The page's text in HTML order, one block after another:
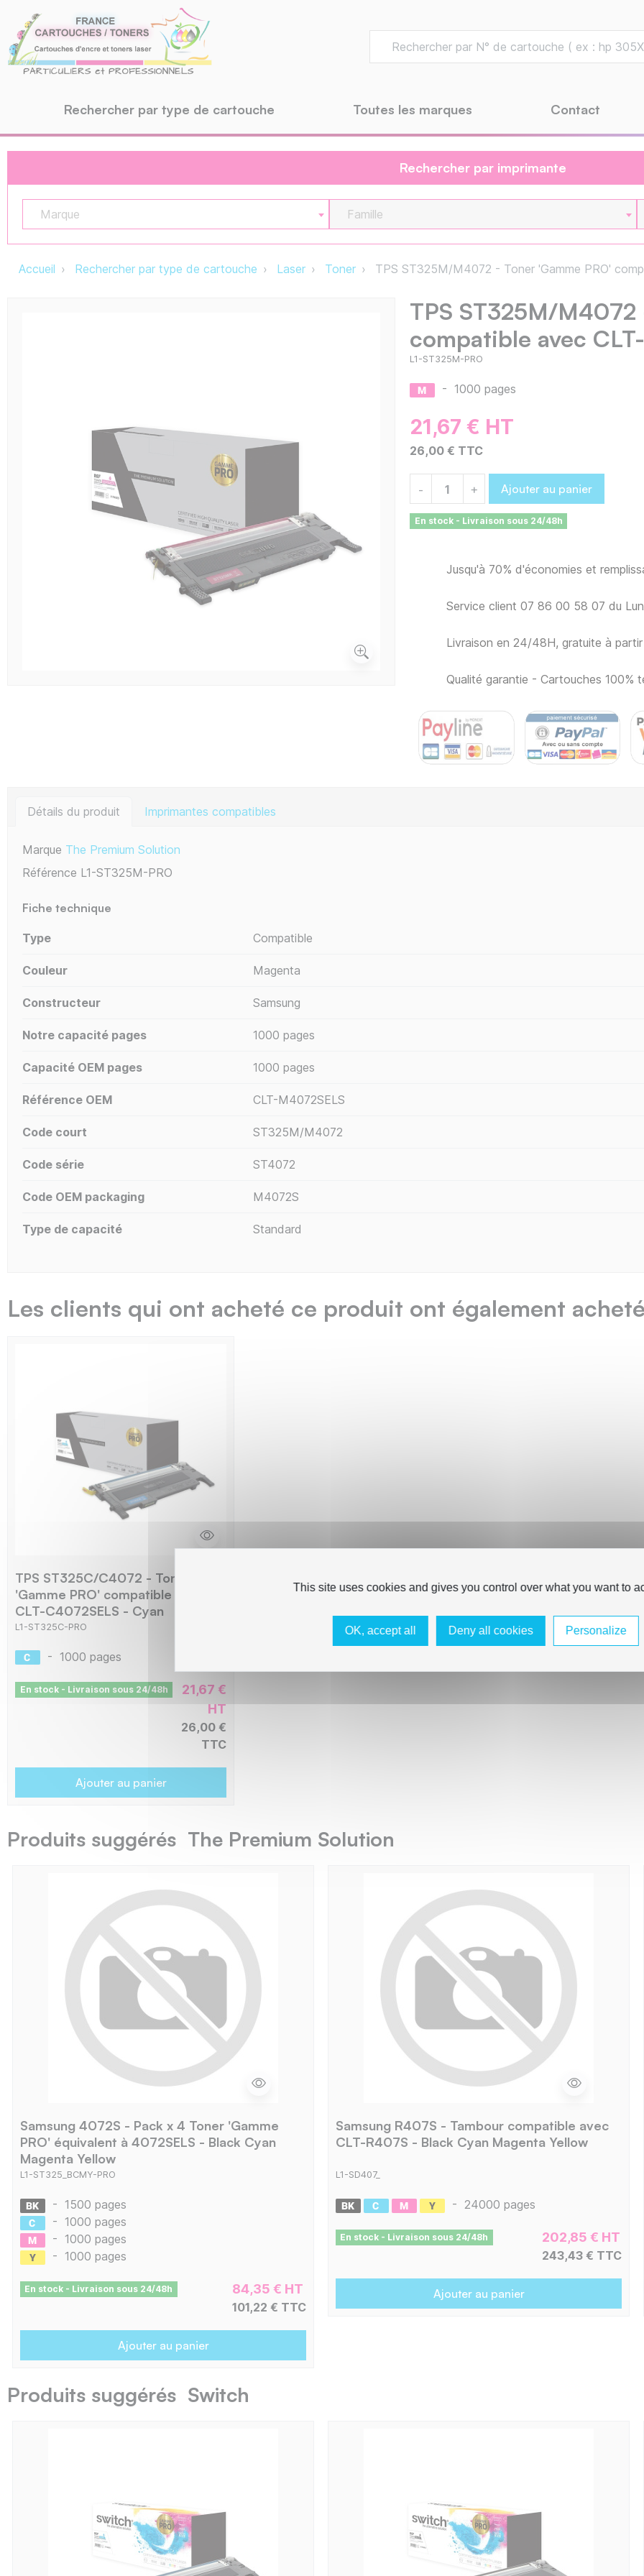
Rechercher par type de cartouche Toutes les marques Contact
Rechercher par imprimante
Marque Famille
Accueil Rechercher par type de cartouche Laser Toner TPS ST325M/M4072 - Toner 'Gamme PRO'
TPS ST325M/
compatible avec
L1-ST325M-PRO
- 1000 pages
21,67 € HT
26,00 € TTC
- + Ajouter au panier
En stock - Livraison sous 24/48h
Jusqu'à 70% d'économies et
Service client 07 86 00 58 07 du
Livraison en 24/48H, gratuite à
Qualité garantie - Cartouches 100%
Détails du produit Imprimantes compatibles
Marque The Premium Solution
Référence L1-ST325M-PRO
Fiche technique
Type Compatible
Couleur Magenta
Constructeur Samsung
Notre capacité pages 1000 pages
Capacité OEM pages 1000 pages
Référence OEM CLT-M4072SELS
Code court ST325M/M4072
Code série ST4072
Code OEM packaging M4072S
Type de capacité Standard
Les clients qui ont acheté ce produit ont également
TPS ST325C/C4072 - Toner
'Gamme PRO' compatible avec
CLT-C4072SELS - Cyan
L1-ST325C-PRO
- 1000 pages
En stock - Livraison sous 24/48h
21,67 €
HT
26,00 €
TTC
Ajouter au panier
Produits suggérés The Premium Solution
Samsung 4072S - Pack x 4 Toner 'Gamme
PRO' équivalent à 4072SELS - Black Cyan
Magenta Yellow
L1-ST325_BCMY-PRO
- 1500 pages
- 1000 pages
- 1000 pages
- 1000 pages
En stock - Livraison sous 24/48h 84,35 € HT
101,22 € TTC
Ajouter au panier
Samsung R407S - Tambour compatible avec
CLT-R407S - Black Cyan Magenta Yellow
L1-SD407_
- 24000 pages
En stock - Livraison sous 24/48h 202,85 € HT
243,43 € TTC
Ajouter au panier
Produits suggérés Switch
This site uses cookies and gives you control over what you want to
OK, accept all Deny all cookies Personalize